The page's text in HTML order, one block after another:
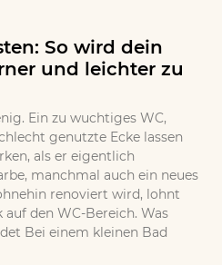
So wird dein
und leichter zu
Ein zu wuchtiges WC,
genutzte Ecke lassen
als er eigentlich
manchmal auch ein neues
renoviert wird, lohnt
den WC-Bereich. Was
Bei einem kleinen Bad